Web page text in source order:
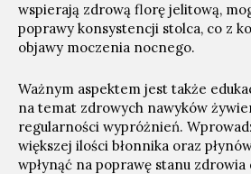
wspierają zdrową florę jelitową,
poprawy konsystencji stolca, co z
objawy moczenia nocnego.
Ważnym aspektem jest także
na temat zdrowych nawyków
regularności wypróżnień.
większej ilości błonnika oraz
wpłynąć na poprawę stanu